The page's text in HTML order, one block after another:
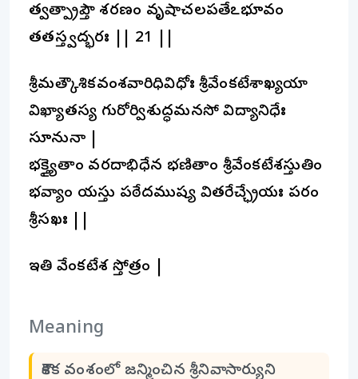
త్వత్ప్రాప్తౌ శరణం వృషాచలపతేఽభూవం
తతస్త్వద్భరః || 21 ||
శ్రీమత్కౌశికవంశవారిధివిధోః శ్రీవేంకటేశాఖ్యయా
విఖ్యాతస్య గురోర్విశుద్ధమనసో విద్యానిధేః
సూనునా |
భక్త్యైతాం వరదాభిధేన భణితాం శ్రీవేంకటేశస్తుతిం
భవ్యాం యస్తు పఠేదముష్య వితరేచ్ఛ్రేయః పరం
శ్రీసఖః ||
ఇతి వేంకటేశ స్తోత్రం |
Meaning
కౌశిక వంశంలో జన్మించిన శ్రీనివాసార్యుని